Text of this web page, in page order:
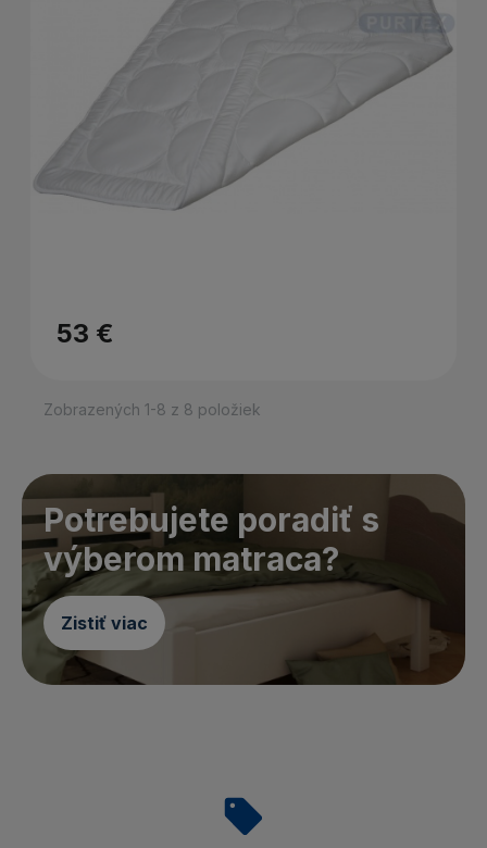
53 €
Zobrazených 1-8 z 8 položiek
Potrebujete poradiť s
výberom matraca?
Zistiť viac